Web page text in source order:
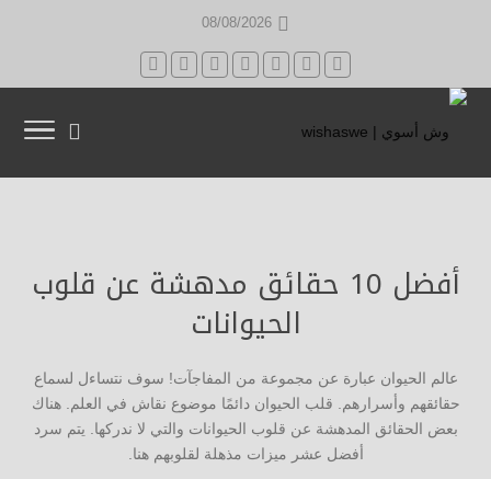
08/08/2026
أفضل 10 حقائق مدهشة عن قلوب
الحيوانات
عالم الحيوان عبارة عن مجموعة من المفاجآت! سوف نتساءل لسماع
حقائقهم وأسرارهم. قلب الحيوان دائمًا موضوع نقاش في العلم. هناك
بعض الحقائق المدهشة عن قلوب الحيوانات والتي لا ندركها. يتم سرد
أفضل عشر ميزات مذهلة لقلوبهم هنا.